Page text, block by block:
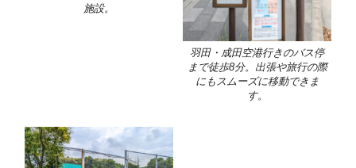
施設。
羽田・成田空港行きのバス停
まで徒歩8分。出張や旅行の際
にもスムーズに移動できま
す。